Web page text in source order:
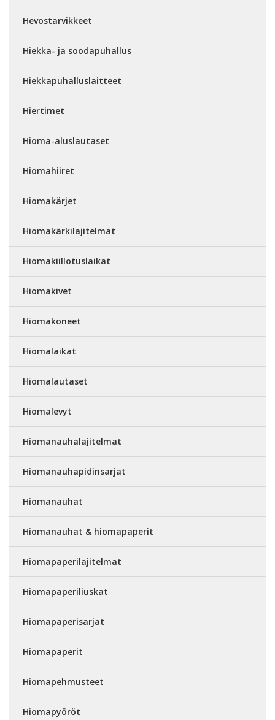
Hevostarvikkeet
Hiekka- ja soodapuhallus
Hiekkapuhalluslaitteet
Hiertimet
Hioma-aluslautaset
Hiomahiiret
Hiomakärjet
Hiomakärkilajitelmat
Hiomakiillotuslaikat
Hiomakivet
Hiomakoneet
Hiomalaikat
Hiomalautaset
Hiomalevyt
Hiomanauhalajitelmat
Hiomanauhapidinsarjat
Hiomanauhat
Hiomanauhat & hiomapaperit
Hiomapaperilajitelmat
Hiomapaperiliuskat
Hiomapaperisarjat
Hiomapaperit
Hiomapehmusteet
Hiomapyöröt